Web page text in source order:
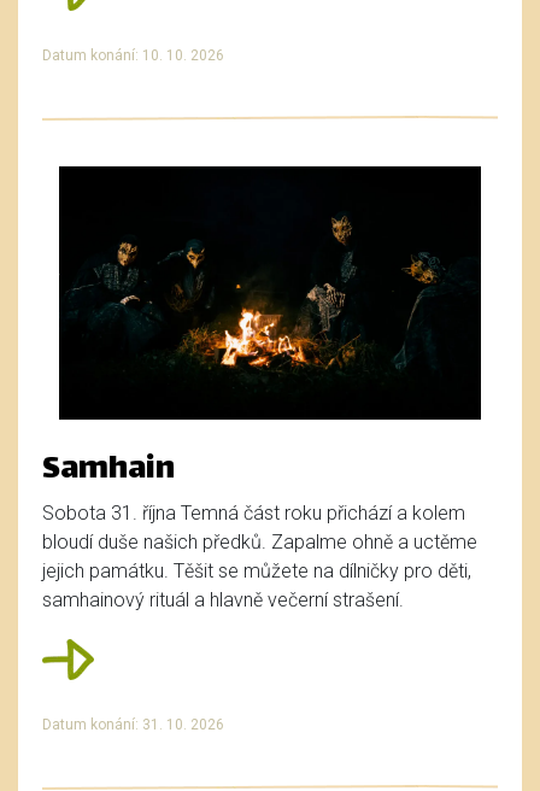
Datum konání: 10. 10. 2026
Samhain
Sobota 31. října Temná část roku přichází a kolem
bloudí duše našich předků. Zapalme ohně a uctěme
jejich památku. Těšit se můžete na dílničky pro děti,
samhainový rituál a hlavně večerní strašení.
Datum konání: 31. 10. 2026